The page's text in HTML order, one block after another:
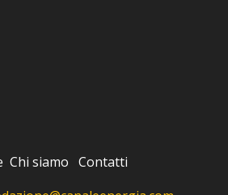
Chi siamo Contatti